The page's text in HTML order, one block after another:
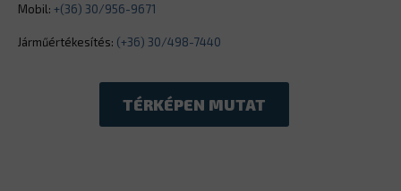
Mobil: +(36) 30/956-9671
Járműértékesítés: (+36) 30/498-7440
TÉRKÉPEN MUTAT